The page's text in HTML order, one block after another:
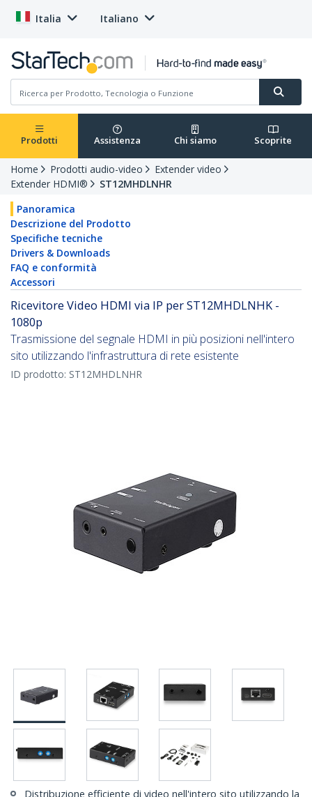
Italia Italiano
Prodotti Assistenza Chi siamo Scoprite
Home Prodotti audio-video
Extender video
Extender HDMI®
ST12MHDLNHR
Panoramica
Descrizione del Prodotto
Specifiche tecniche
Drivers & Downloads
FAQ e conformità
Accessori
Ricevitore Video HDMI via IP per ST12MHDLNHK -
1080p
Trasmissione del segnale HDMI in più posizioni nell'intero
sito utilizzando l'infrastruttura di rete esistente
ID prodotto: ST12MHDLNHR
Distribuzione efficiente di video nell'intero sito utilizzando la